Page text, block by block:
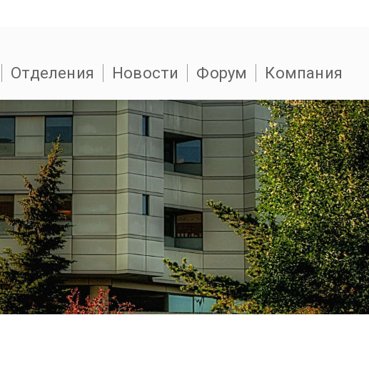
Отделения Новости Форум Компания